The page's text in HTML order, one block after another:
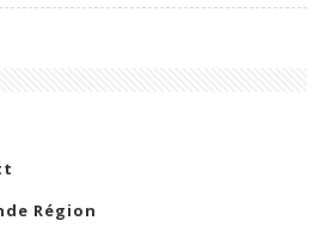
Région